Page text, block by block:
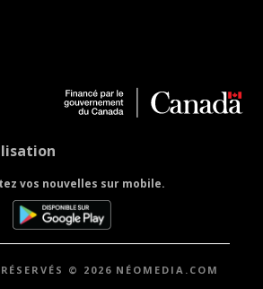
vos nouvelles sur mobile.
© 2026 NÉOMEDIA.COM